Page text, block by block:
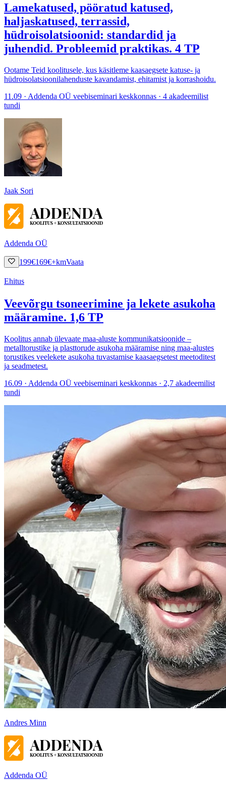
Lamekatused, pööratud katused,
haljaskatused, terrassid,
hüdroisolatsioonid: standardid ja
juhendid. Probleemid praktikas. 4 TP
Ootame Teid koolitusele, kus käsitleme kaasaegsete katuse- ja
hüdroisolatsioonilahenduste kavandamist, ehitamist ja korrashoidu.
11.09 · Addenda OÜ veebiseminari keskkonnas · 4 akadeemilist
tundi
Jaak Sori
Addenda OÜ
199€169€+kmVaata
Ehitus
Veevõrgu tsoneerimine ja lekete asukoha
määramine. 1,6 TP
Koolitus annab ülevaate maa-aluste kommunikatsioonide –
metalltorustike ja plasttorude asukoha määramise ning maa-alustes
torustikes veelekete asukoha tuvastamise kaasaegsetest meetoditest
ja seadmetest.
16.09 · Addenda OÜ veebiseminari keskkonnas · 2,7 akadeemilist
tundi
Andres Minn
Addenda OÜ